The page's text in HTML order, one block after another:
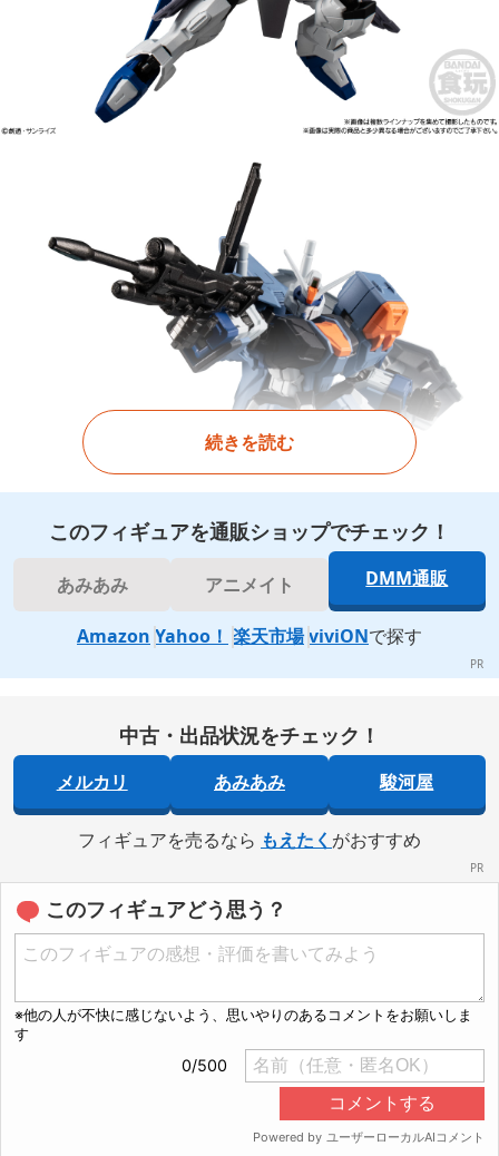
続きを読む
このフィギュアを通販ショップでチェック！
あみあみ アニメイト DMM通販
Amazon Yahoo！ 楽天市場 viviONで探す
中古・出品状況をチェック！
メルカリ あみあみ 駿河屋
フィギュアを売るなら もえたく がおすすめ
このフィギュアどう思う？